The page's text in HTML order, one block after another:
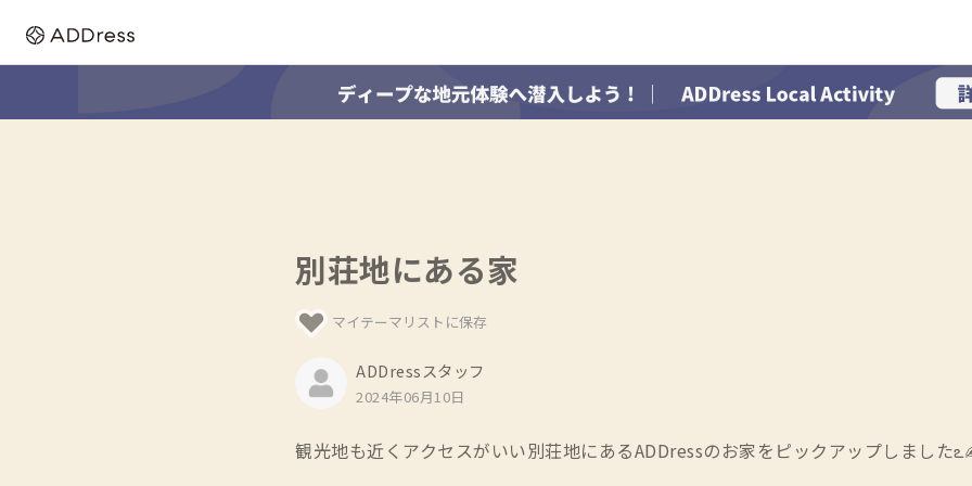
別荘地にある家
マイテーマリストに保存
ADDressスタッフ
2024年06月10日
観光地も近くアクセスがいい別荘地にあるADDressのお家をピックアップしました